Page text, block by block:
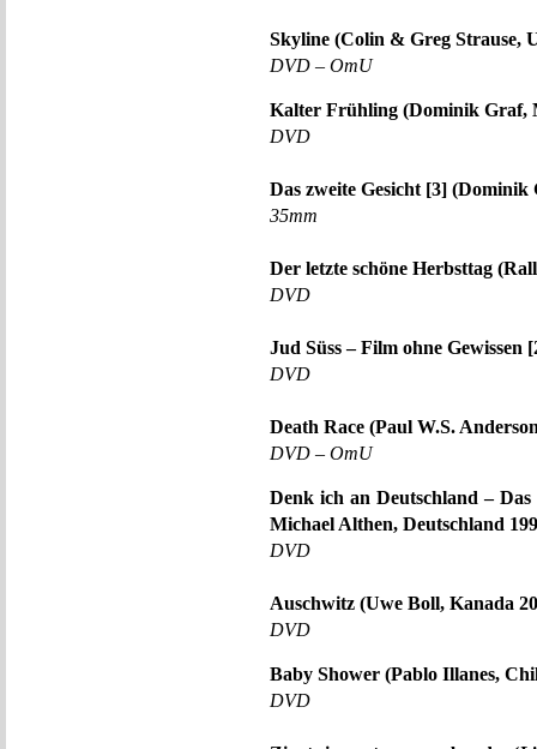
Skyline (Colin & Greg Strause,
DVD – OmU
Kalter Frühling (Dominik Graf,
DVD
Das zweite Gesicht [3] (Dominik
35mm
Der letzte schöne Herbsttag
DVD
Jud Süss – Film ohne Gewissen
DVD
Death Race (Paul W.S.
DVD – OmU
Denk ich an Deutschland –
Michael Althen, Deutschland
DVD
Auschwitz (Uwe Boll, Kanada
DVD
Baby Shower (Pablo Illanes,
DVD